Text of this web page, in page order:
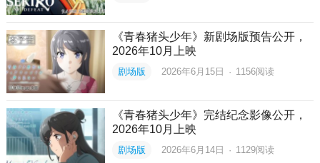
《青春猪头少年》新剧场版预告公开，
2026年10月上映
剧场版 2026年6月15日 · 1156阅读
《青春猪头少年》完结纪念影像公开，
2026年10月上映
剧场版 2026年6月14日 · 1129阅读